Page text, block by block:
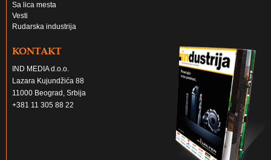
Sa lica mesta
Vesti
Rudarska industrija
KONTAKT
IND MEDIA d.o.o.
Lazara Kujundžića 88
11000 Beograd, Srbija
+381 11 305 88 22